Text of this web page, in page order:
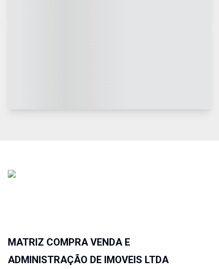
MATRIZ COMPRA VENDA E
ADMINISTRAÇÃO DE IMOVEIS LTDA